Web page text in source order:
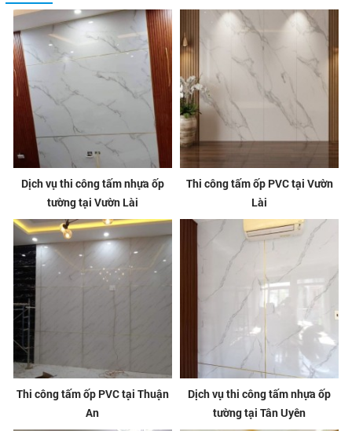
Dịch vụ thi công tấm nhựa ốp
tường tại Vườn Lài
Thi công tấm ốp PVC tại Vườn
Lài
Thi công tấm ốp PVC tại Thuận
An
Dịch vụ thi công tấm nhựa ốp
tường tại Tân Uyên